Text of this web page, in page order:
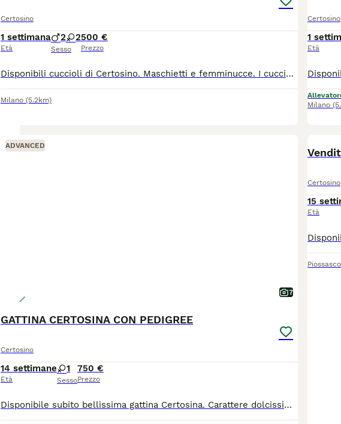
Certosino
1 settimana
Età
2 2
Sesso
500 €
Prezzo
Disponibili cuccioli di Certosino. Maschietti e femminucce. I cuccioli sono nati 31/07/2026. Disponibili dopo il 29/09/2026. I cuccioli vengono ceduti dopo il sessantesimo giorno di vita. Genitori visibili con pedigree e genealogia. Testati e negativi alla FelV - FiV. Vaccinati alla FelV. Per info contattare Patrick. (disponibile whatsapp) CORDIALITA'
Milano (5.2km)
Certosino
1
Età
Milano
ADVANCED
7
GATTINA CERTOSINA CON PEDIGREE
Certosino
14 settimane
Età
1
Sesso
750 €
Prezzo
Disponibile subito bellissima gattina Certosina. Carattere dolcissimo, abituata a convivere con altri animali domestici. Particolarmente adatta a famiglie con bambini. Adeguatamente svezzata ed educata alla lettiera.
Certosino
15
Età
Piossasco